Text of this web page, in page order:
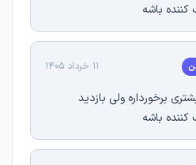
باشه
11 خرداد 1405
برخورداره ولی بازدید
باشه